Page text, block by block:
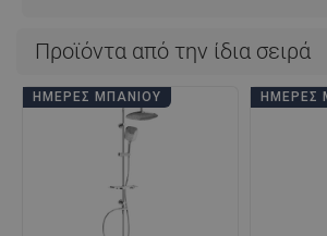
Προϊόντα από την ίδια σειρά
ΗΜΈΡΕΣ ΜΠΆΝΙΟΥ ΗΜΈΡΕΣ